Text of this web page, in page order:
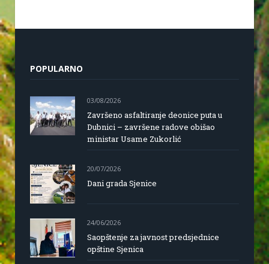
POPULARNO
03/08/2026
Završeno asfaltiranje deonice puta u
Dubnici – završene radove obišao
ministar Usame Zukorlić
20/07/2026
Dani grada Sjenice
24/06/2026
Saopštenje za javnost predsjednice
opštine Sjenica